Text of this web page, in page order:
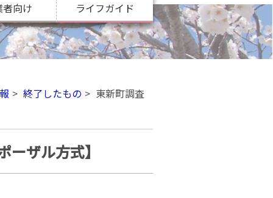
者向け ライフガイド
終了したもの 東新町調査
ザル方式】